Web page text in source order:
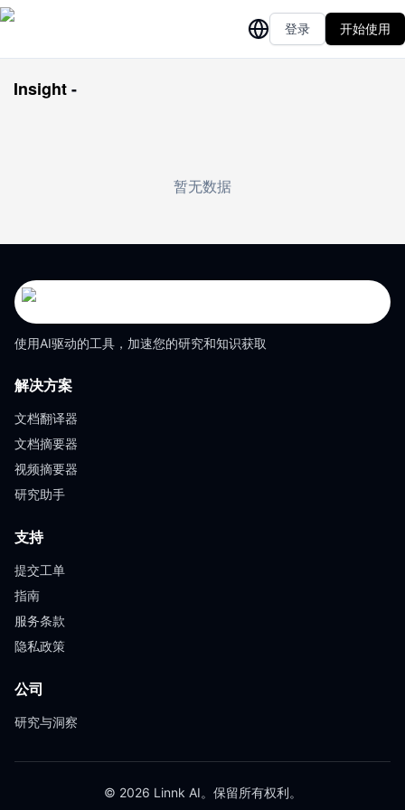
登录 开始使用
Insight-
暂无数据
使用AI驱动的工具，加速您的研究和知识获取
解决方案
文档翻译器
文档摘要器
视频摘要器
研究助手
支持
提交工单
指南
服务条款
隐私政策
公司
研究与洞察
© 2026 Linnk AI。保留所有权利。